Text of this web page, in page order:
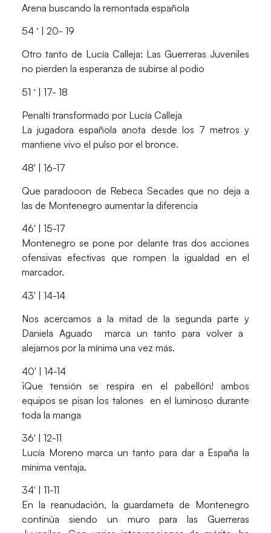
Arena buscando la remontada española
54 ‘ | 20- 19
Otro tanto de Lucía Calleja: Las Guerreras Juveniles
no pierden la esperanza de subirse al podio
51 ‘ | 17- 18
Penalti transformado por Lucía Calleja
La jugadora española anota desde los 7 metros y
mantiene vivo el pulso por el bronce.
48′ | 16-17
Que paradooon de Rebeca Secades que no deja a
las de Montenegro aumentar la diferencia
46′ | 15-17
Montenegro se pone por delante tras dos acciones
ofensivas efectivas que rompen la igualdad en el
marcador.
43′ | 14-14
Nos acercamos a la mitad de la segunda parte y
Daniela Aguado marca un tanto para volver a
alejarnos por la mínima una vez más.
40′ | 14-14
¡Que tensión se respira en el pabellón! ambos
equipos se pisan los talones en el luminoso durante
toda la manga
36′ | 12-11
Lucía Moreno marca un tanto para dar a España la
mínima ventaja.
34′ | 11-11
En la reanudación, la guardameta de Montenegro
continúa siendo un muro para las Guerreras